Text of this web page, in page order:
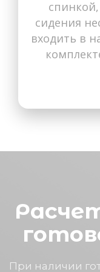
сидения
входить в
Для
При наличии